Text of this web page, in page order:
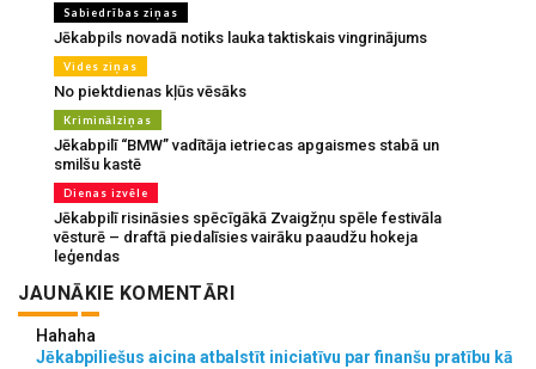
Sabiedrības ziņas
Jēkabpils novadā notiks lauka taktiskais vingrinājums
Vides ziņas
No piektdienas kļūs vēsāks
Kriminālziņas
Jēkabpilī “BMW” vadītāja ietriecas apgaismes stabā un
smilšu kastē
Dienas izvēle
Jēkabpilī risināsies spēcīgākā Zvaigžņu spēle festivāla
vēsturē – draftā piedalīsies vairāku paaudžu hokeja
leģendas
JAUNĀKIE KOMENTĀRI
Hahaha
Jēkabpiliešus aicina atbalstīt iniciatīvu par finanšu pratību kā